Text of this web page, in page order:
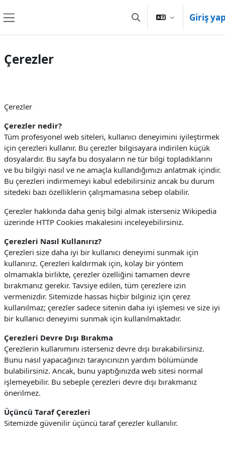
Arama girişini değiştir
Giriş
Çerezler
Çerezler
Çerezler nedir?
Tüm profesyonel web siteleri, kullanıcı deneyimini iyileştirmek
için çerezleri kullanır. Bu çerezler bilgisayara indirilen küçük
dosyalardır. Bu sayfa bu dosyaların ne tür bilgi topladıklarını
ve bu bilgiyi nasıl ve ne amaçla kullandığımızı anlatmak içindir.
Bu çerezleri indirmemeyi kabul edebilirsiniz ancak bu durum
sitedeki bazı özelliklerin çalışmamasına sebep olabilir.
Çerezler hakkında daha geniş bilgi almak isterseniz Wikipedia
üzerinde HTTP Cookies makalesini inceleyebilirsiniz.
Çerezleri Nasıl Kullanırız?
Çerezleri size daha iyi bir kullanıcı deneyimi sunmak için
kullanırız. Çerezleri kaldırmak için, kolay bir yöntem
olmamakla birlikte, çerezler özelliğini tamamen devre
bırakmanız gerekir. Tavsiye edilen, tüm çerezlere izin
vermenizdir. Sitemizde hassas hiçbir bilginiz için çerez
kullanılmaz; çerezler sadece sitenin daha iyi işlemesi ve size iyi
bir kullanıcı deneyimi sunmak için kullanılmaktadır.
Çerezleri Devre Dışı Bırakma
Çerezlerin kullanımını isterseniz devre dışı bırakabilirsiniz.
Bunu nasıl yapacağınızı tarayıcınızın yardım bölümünde
bulabilirsiniz. Ancak, bunu yaptığınızda web sitesi normal
işlemeyebilir. Bu sebeple çerezleri devre dışı bırakmanız
önerilmez.
Üçüncü Taraf Çerezleri
Sitemizde güvenilir üçüncü taraf çerezler kullanılır.